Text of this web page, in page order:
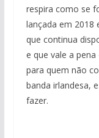
respira como se
lançada em 2018
que continua
e que vale a
para quem não
banda irlandesa,
fazer.